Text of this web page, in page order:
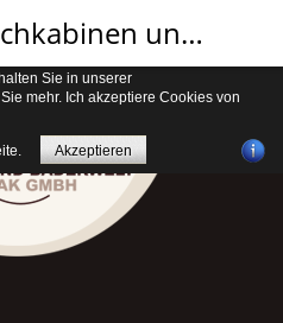
Webseite für Sie optimal zu gestalten
verwenden wir Cookies. Durch die
Sie in unserer
mehr. Ich akzeptiere Cookies von
Akzeptieren
Komplett-Duschkabinen und Fertigduschen